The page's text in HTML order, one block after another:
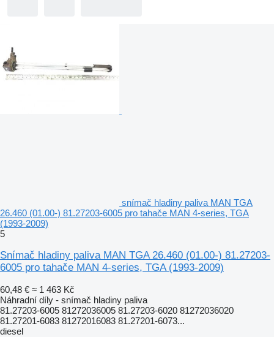
snímač hladiny paliva MAN TGA
26.460 (01.00-) 81.27203-6005 pro tahače MAN 4-series, TGA
(1993-2009)
5
Snímač hladiny paliva MAN TGA 26.460 (01.00-) 81.27203-
6005 pro tahače MAN 4-series, TGA (1993-2009)
60,48 € ≈ 1 463 Kč
Náhradní díly - snímač hladiny paliva
81.27203-6005 81272036005 81.27203-6020 81272036020
81.27201-6083 81272016083 81.27201-6073...
diesel